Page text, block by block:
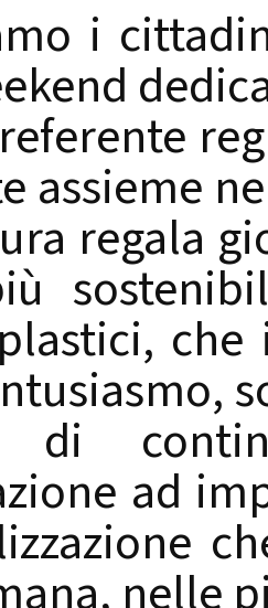
i
assieme
regala
di
ad